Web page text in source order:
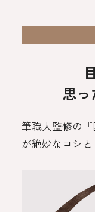
思
筆職人監修の
が絶妙なコシ